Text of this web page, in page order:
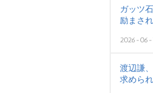
ガッツ
励まさ
2026-06-
渡辺謙
求めら